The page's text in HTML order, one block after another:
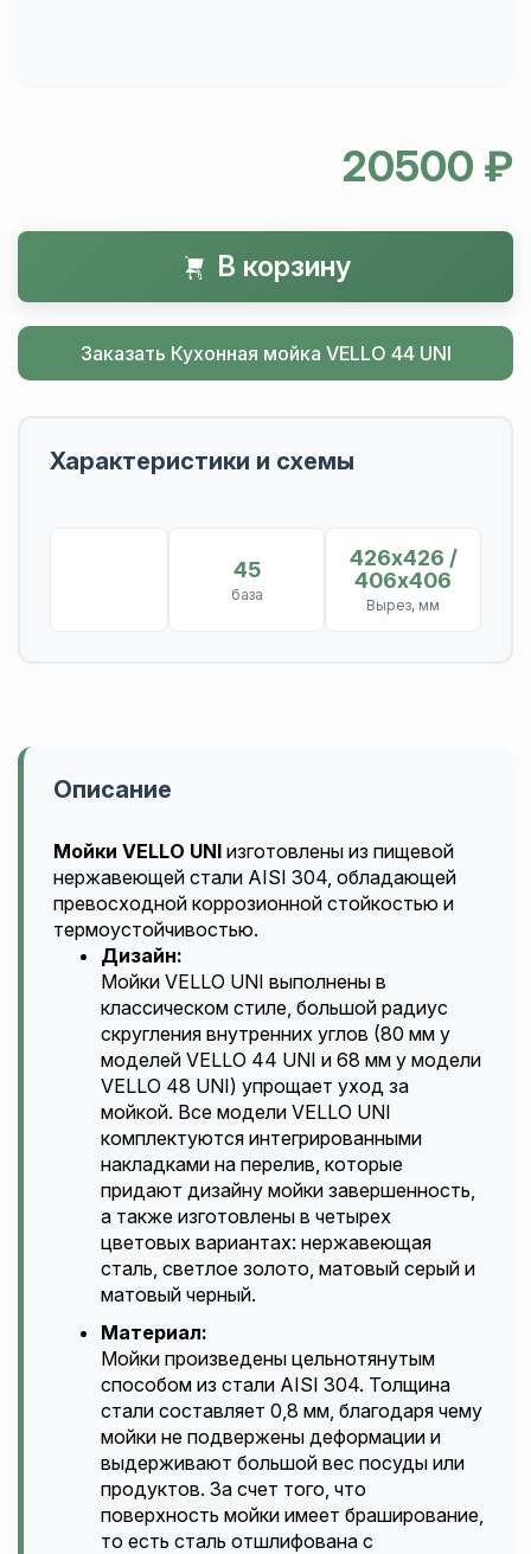
20500 ₽
В корзину
Заказать Кухонная мойка VELLO 44 UNI
Характеристики и схемы
45
база
426х426 /
406х406
Вырез, мм
Описание
Мойки VELLO UNI изготовлены из пищевой
нержавеющей стали AISI 304, обладающей
превосходной коррозионной стойкостью и
термоустойчивостью.
Дизайн:
Мойки VELLO UNI выполнены в
классическом стиле, большой радиус
скругления внутренних углов (80 мм у
моделей VELLO 44 UNI и 68 мм у модели
VELLO 48 UNI) упрощает уход за
мойкой. Все модели VELLO UNI
комплектуются интегрированными
накладками на перелив, которые
придают дизайну мойки завершенность,
а также изготовлены в четырех
цветовых вариантах: нержавеющая
сталь, светлое золото, матовый серый и
матовый черный.
Материал:
Мойки произведены цельнотянутым
способом из стали AISI 304. Толщина
стали составляет 0,8 мм, благодаря чему
мойки не подвержены деформации и
выдерживают большой вес посуды или
продуктов. За счет того, что
поверхность мойки имеет браширование,
то есть сталь отшлифована с